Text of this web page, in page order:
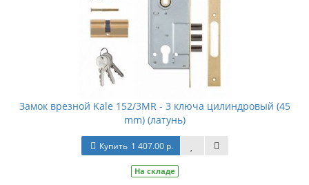
Замок врезной Kale 152/3MR - 3 ключа цилиндровый (45
mm) (латунь)
Купить 1 407.00 р.
На складе